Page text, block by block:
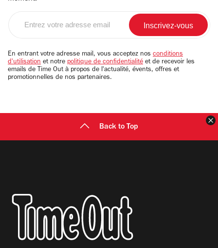
email
En entrant votre adresse mail, vous acceptez nos conditions
d'utilisation et notre politique de confidentialité et de recevoir les
emails de Time Out à propos de l'actualité, évents, offres et
promotionnelles de nos partenaires.
Back to Top